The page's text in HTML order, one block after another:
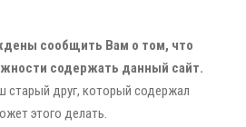
сообщить Вам о том, что
содержать данный сайт.
друг, который содержал
этого делать.